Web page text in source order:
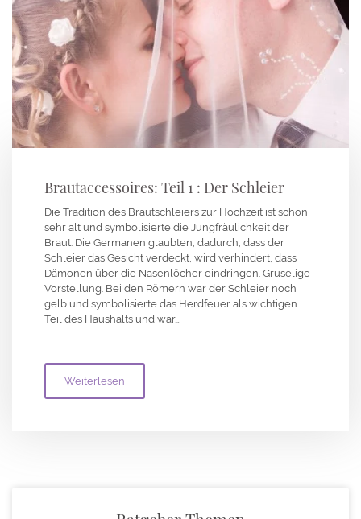
Brautaccessoires: Teil 1 : Der Schleier
Die Tradition des Brautschleiers zur Hochzeit ist schon
sehr alt und symbolisierte die Jungfräulichkeit der
Braut. Die Germanen glaubten, dadurch, dass der
Schleier das Gesicht verdeckt, wird verhindert, dass
Dämonen über die Nasenlöcher eindringen. Gruselige
Vorstellung. Bei den Römern war der Schleier noch
gelb und symbolisierte das Herdfeuer als wichtigen
Teil des Haushalts und war…
Weiterlesen